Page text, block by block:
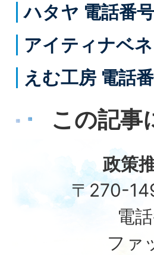
ハタヤ 電話番
アイティナベ
えむ工房 電話
この記事
政策
〒270-
電
ファ